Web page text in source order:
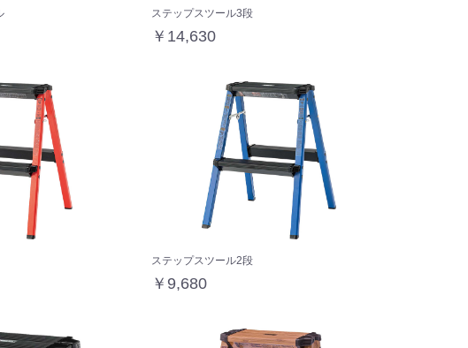
ステップスツール3段
￥14,630
ステップスツール2段
￥9,680